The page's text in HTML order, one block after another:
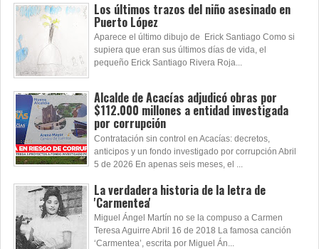
Los últimos trazos del niño asesinado en
Puerto López
Aparece el último dibujo de Erick Santiago Como si
supiera que eran sus últimos días de vida, el
pequeño Erick Santiago Rivera Roja...
Alcalde de Acacías adjudicó obras por
$112.000 millones a entidad investigada
por corrupción
Contratación sin control en Acacías: decretos,
anticipos y un fondo investigado por corrupción Abril
5 de 2026 En apenas seis meses, el ...
La verdadera historia de la letra de
'Carmentea'
Miguel Ángel Martín no se la compuso a Carmen
Teresa Aguirre Abril 16 de 2018 La famosa canción
‘Carmentea’, escrita por Miguel Án...